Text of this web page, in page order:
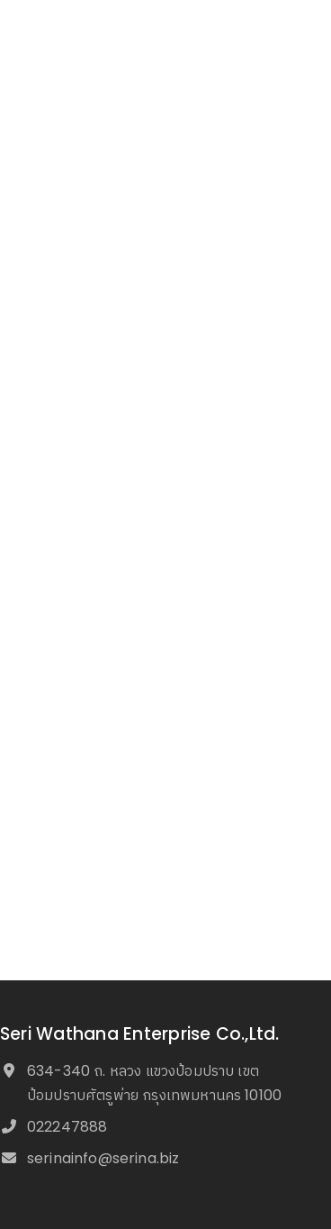
Seri Wathana Enterprise Co.,Ltd.
634-340 ถ. หลวง แขวงป้อมปราบ เขต
ป้อมปราบศัตรูพ่าย กรุงเทพมหานคร 10100
022247888
serinainfo@serina.biz